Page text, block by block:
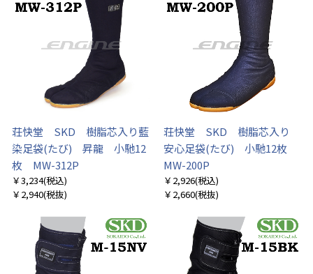
荘快堂 SKD 樹脂芯入り藍
染足袋(たび) 昇龍 小馳12
枚 MW-312P
￥3,234(税込)
￥2,940(税抜)
荘快堂 SKD 樹脂芯入り
安心足袋(たび) 小馳12枚
MW-200P
￥2,926(税込)
￥2,660(税抜)